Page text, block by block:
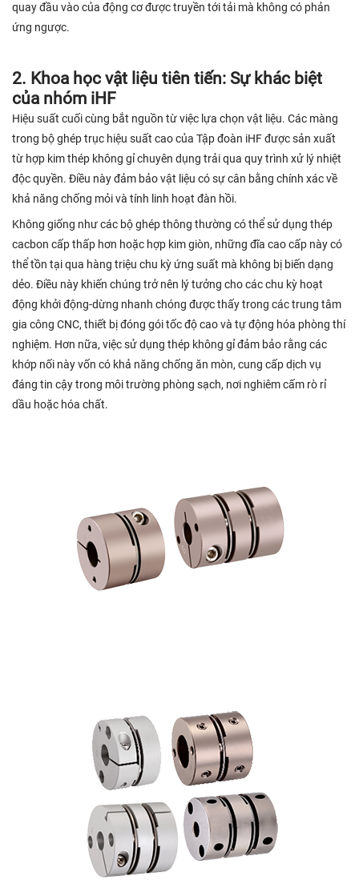
quay đầu vào của động cơ được truyền tới tải mà không có phản
ứng ngược.
2. Khoa học vật liệu tiên tiến: Sự khác biệt
của nhóm iHF
Hiệu suất cuối cùng bắt nguồn từ việc lựa chọn vật liệu. Các màng
trong bộ ghép trục hiệu suất cao của Tập đoàn iHF được sản xuất
từ ​​hợp kim thép không gỉ chuyên dụng trải qua quy trình xử lý nhiệt
độc quyền. Điều này đảm bảo vật liệu có sự cân bằng chính xác về
khả năng chống mỏi và tính linh hoạt đàn hồi.
Không giống như các bộ ghép thông thường có thể sử dụng thép
cacbon cấp thấp hơn hoặc hợp kim giòn, những đĩa cao cấp này có
thể tồn tại qua hàng triệu chu kỳ ứng suất mà không bị biến dạng
dẻo. Điều này khiến chúng trở nên lý tưởng cho các chu kỳ hoạt
động khởi động-dừng nhanh chóng được thấy trong các trung tâm
gia công CNC, thiết bị đóng gói tốc độ cao và tự động hóa phòng thí
nghiệm. Hơn nữa, việc sử dụng thép không gỉ đảm bảo rằng các
khớp nối này vốn có khả năng chống ăn mòn, cung cấp dịch vụ
đáng tin cậy trong môi trường phòng sạch, nơi nghiêm cấm rò rỉ
dầu hoặc hóa chất.